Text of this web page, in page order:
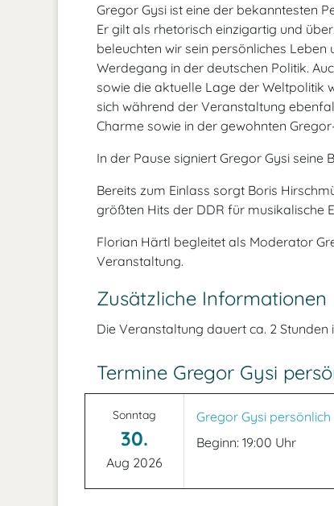
Gregor Gysi ist eine der bekanntesten
Er gilt als rhetorisch einzigartig und
beleuchten wir sein persönliches Leben
Werdegang in der deutschen Politik.
sowie die aktuelle Lage der Weltpolitik
sich während der Veranstaltung
Charme sowie in der gewohnten
In der Pause signiert Gregor Gysi seine
Bereits zum Einlass sorgt Boris
größten Hits der DDR für musikalische
Florian Härtl begleitet als Moderator
Veranstaltung.
Zusätzliche Informationen
Die Veranstaltung dauert ca. 2
Termine Gregor Gysi
Sonntag
30.
Aug 2026
Gregor Gysi persönlich
Beginn: 19:00 Uhr